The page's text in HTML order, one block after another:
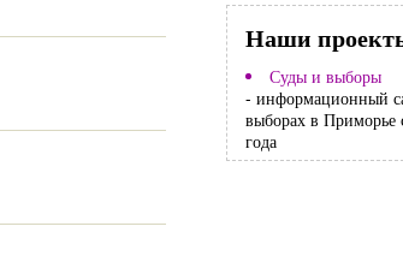
Наши
Суды и выборы
- информационный
выборах в Приморье
года